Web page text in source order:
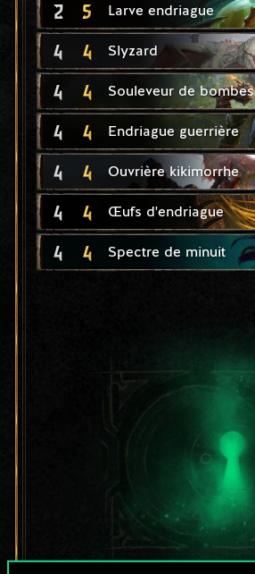
2 5 Larve endriague
4 4 Slyzard
4 4 Souleveur de bombes
4 4 Endriague guerrière
4 4 Ouvrière kikimorrhe
4 4 Œufs d'endriague
4 4 Spectre de minuit